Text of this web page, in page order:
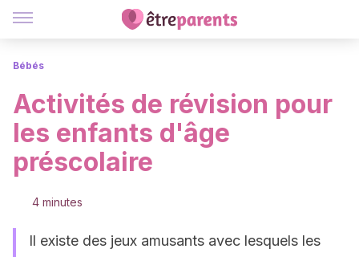
Bébés
Activités de révision pour
les enfants d'âge
préscolaire
4 minutes
Il existe des jeux amusants avec lesquels les